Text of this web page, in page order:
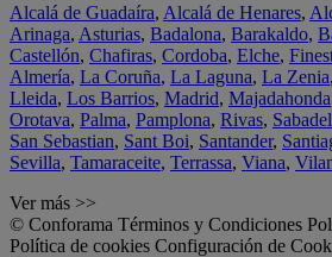
Alcalá de Guadaíra, Alcalá de Henares,
Arinaga, Asturias, Badalona, Barakaldo,
Castellón, Chafiras, Cordoba, Elche,
Almería, La Coruña, La Laguna, La Zenia,
Lleida, Los Barrios, Madrid, Majadahonda
Orotava, Palma, Pamplona, Rivas,
San Sebastian, Sant Boi, Santander,
Sevilla, Tamaraceite, Terrassa, Viana,
Ver más >>
© Conforama Términos y Condiciones
Política de cookies Configuración de